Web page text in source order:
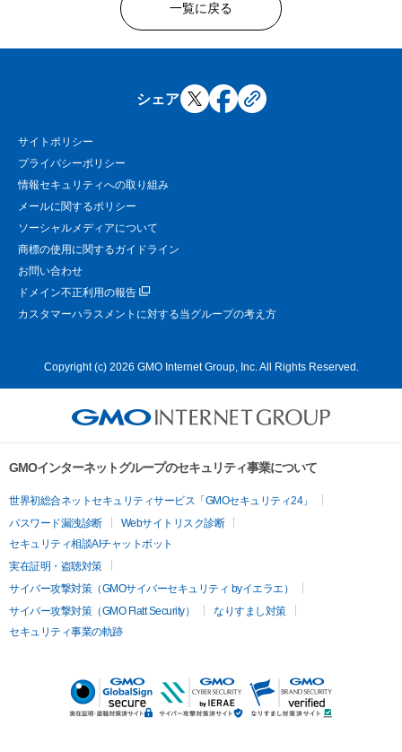
一覧に戻る
シェア
サイトポリシー
プライバシーポリシー
情報セキュリティへの取り組み
メールに関するポリシー
ソーシャルメディアについて
商標の使用に関するガイドライン
お問い合わせ
ドメイン不正利用の報告
カスタマーハラスメントに対する当グループの考え方
Copyright (c) 2026 GMO Internet Group, Inc. All Rights Reserved.
GMOインターネットグループのセキュリティ事業について
世界初総合ネットセキュリティサービス「GMOセキュリティ24」
パスワード漏洩診断
Webサイトリスク診断
セキュリティ相談AIチャットボット
実在証明・盗聴対策
サイバー攻撃対策（GMOサイバーセキュリティ byイエラエ）
サイバー攻撃対策（GMO Flatt Security）
なりすまし対策
セキュリティ事業の軌跡